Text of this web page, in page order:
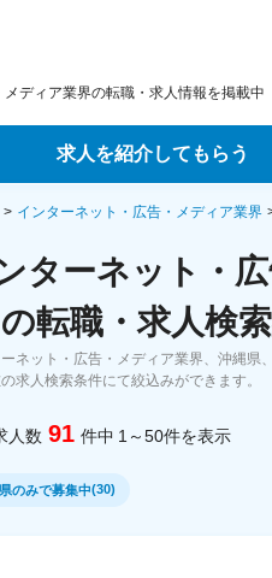
ディア業界の転職・求人情報を掲載中
求人を紹介してもらう
ージェントサービス
スカウトサービス
パートナーエージェントサービス
インターネット・広告・メディア業界
ターネット・
転職・求人検
ネット・広告・メディア業界、沖縄県
求人検索条件にて絞込みができます。
人数 91 件中 1～50件を表示
のみで募集中(30)